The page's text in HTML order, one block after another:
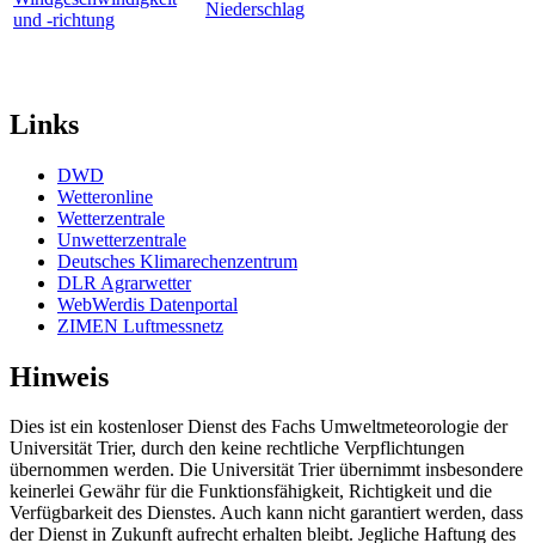
und -richtung
Niederschlag
Links
DWD
Wetteronline
Wetterzentrale
Unwetterzentrale
Deutsches Klimarechenzentrum
DLR Agrarwetter
WebWerdis Datenportal
ZIMEN Luftmessnetz
Hinweis
Dies ist ein kostenloser Dienst des Fachs Umweltmeteorologie der
Universität Trier, durch den keine rechtliche Verpflichtungen
übernommen werden. Die Universität Trier übernimmt insbesondere
keinerlei Gewähr für die Funktionsfähigkeit, Richtigkeit und die
Verfügbarkeit des Dienstes. Auch kann nicht garantiert werden, dass
der Dienst in Zukunft aufrecht erhalten bleibt. Jegliche Haftung des